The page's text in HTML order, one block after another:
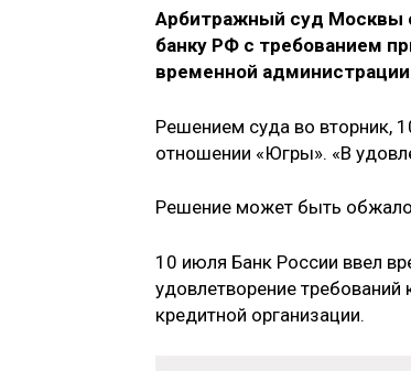
Арбитражный суд Москвы
банку РФ с требованием
временной
Решением суда во вторник,
отношении «Югры». «В
Решение может быть
10 июля Банк России ввел
удовлетворение
кредитной организации.